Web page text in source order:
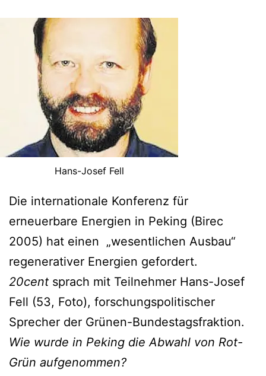
Hans-Josef Fell
Die internationale Konferenz für
erneuerbare Energien in Peking (Birec
2005) hat einen „wesentlichen Ausbau“
regenerativer Energien gefordert.
20cent sprach mit Teilnehmer Hans-Josef
Fell (53, Foto), forschungspolitischer
Sprecher der Grünen-Bundestagsfraktion.
Wie wurde in Peking die Abwahl von Rot-
Grün aufgenommen?